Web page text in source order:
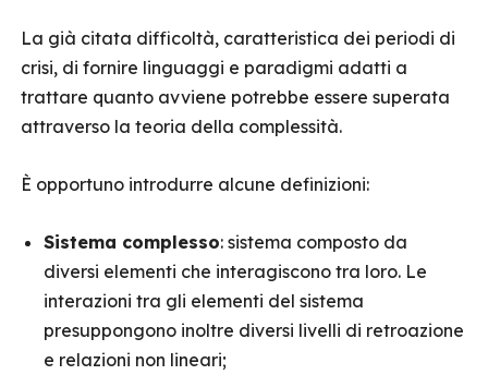
La già citata difficoltà, caratteristica dei periodi di
crisi, di fornire linguaggi e paradigmi adatti a
trattare quanto avviene potrebbe essere superata
attraverso la teoria della complessità.
È opportuno introdurre alcune definizioni:
Sistema complesso: sistema composto da
diversi elementi che interagiscono tra loro. Le
interazioni tra gli elementi del sistema
presuppongono inoltre diversi livelli di retroazione
e relazioni non lineari;